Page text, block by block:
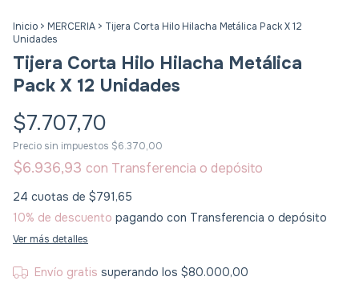
Inicio > MERCERIA > Tijera Corta Hilo Hilacha Metálica Pack X 12
Unidades
Tijera Corta Hilo Hilacha Metálica
Pack X 12 Unidades
$7.707,70
Precio sin impuestos $6.370,00
$6.936,93 con Transferencia o depósito
24 cuotas de $791,65
10% de descuento pagando con Transferencia o depósito
Ver más detalles
Envío gratis superando los $80.000,00